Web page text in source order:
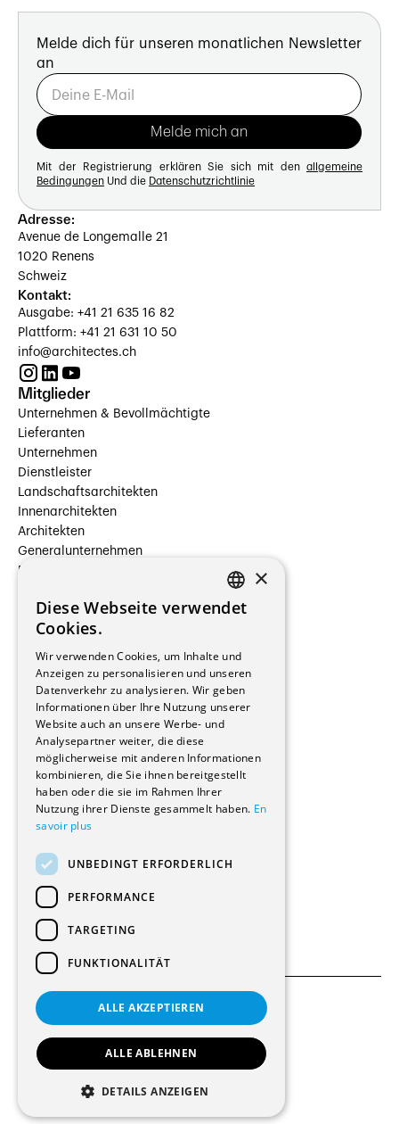
Melde dich für unseren monatlichen Newsletter
an
Mit der Registrierung erklären Sie sich mit den allgemeine
Bedingungen Und die Datenschutzrichtlinie
Adresse:
Avenue de Longemalle 21
1020 Renens
Schweiz
Kontakt:
Ausgabe: +41 21 635 16 82
Plattform: +41 21 631 10 50
info@architectes.ch
Mitglieder
Unternehmen & Bevollmächtigte
Lieferanten
Unternehmen
Dienstleister
Landschaftsarchitekten
Innenarchitekten
Architekten
Generalunternehmen
Beauftragte Unternehmen
Hersteller/Lieferanten
Bauherrschaften
Immobilienverwaltungsgesellschaften
Stockwerkeigentum
Reportagen
Wohnungen
Renovierungen
Innere Umbauten
Gastgewerbe und Tourismus
Verwaltungsgebäude und Geschäfte
Schuleinrichtungen
Medizinische Einrichtungen
Kultur - Sport - Freizeit
Industrie - Handwerk
Transport und Parkplätze
Diverse Bauten
© 2026 Alle Rechte vorbehalten
Allgemeine Bedingungen
FRENCH
×
Diese Webseite verwendet
Cookies.
Wir verwenden Cookies, um Inhalte und
Anzeigen zu personalisieren und unseren
Datenverkehr zu analysieren. Wir geben
Informationen über Ihre Nutzung unserer
Website auch an unsere Werbe- und
Analysepartner weiter, die diese
möglicherweise mit anderen Informationen
kombinieren, die Sie ihnen bereitgestellt
haben oder die sie im Rahmen Ihrer
Nutzung ihrer Dienste gesammelt haben. En
savoir plus
UNBEDINGT ERFORDERLICH
PERFORMANCE
TARGETING
FUNKTIONALITÄT
ALLE AKZEPTIEREN
ALLE ABLEHNEN
DETAILS ANZEIGEN